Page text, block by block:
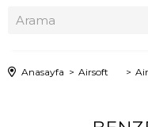
Anasayfa Airsoft